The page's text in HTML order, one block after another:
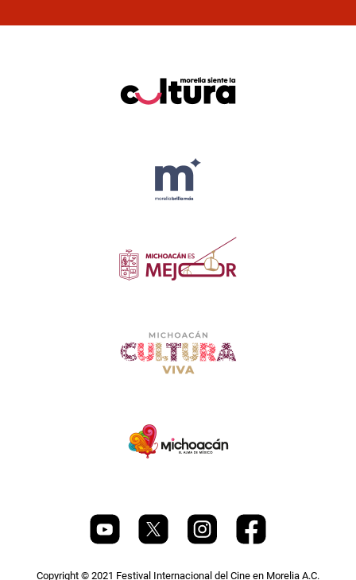
Copyright © 2021 Festival Internacional del Cine en Morelia A.C.